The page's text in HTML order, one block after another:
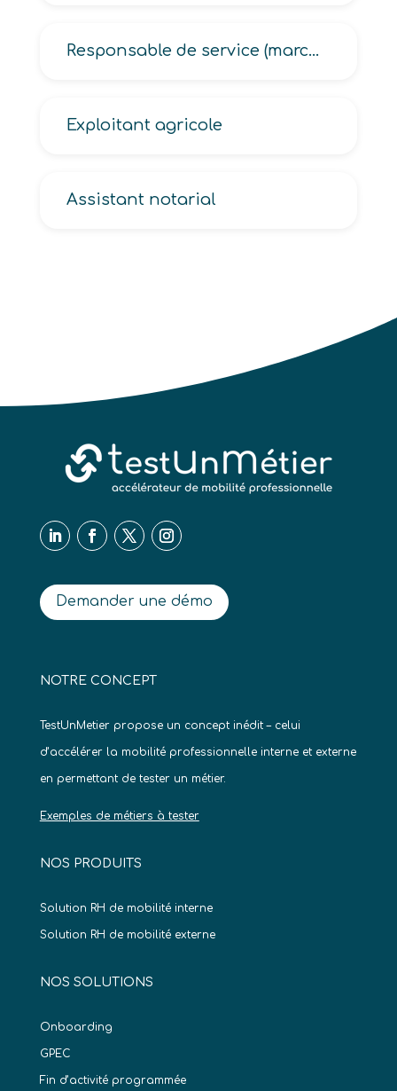
Responsable de service (marchandisage, merchandising)
Exploitant agricole
Assistant notarial
Demander une démo
NOTRE CONCEPT
TestUnMetier propose un concept inédit – celui
d’accélérer la mobilité professionnelle interne et externe
en permettant de tester un métier.
Exemples de métiers à tester
NOS PRODUITS
Solution RH de mobilité interne
Solution RH de mobilité externe
NOS SOLUTIONS
Onboarding
GPEC
Fin d’activité programmée